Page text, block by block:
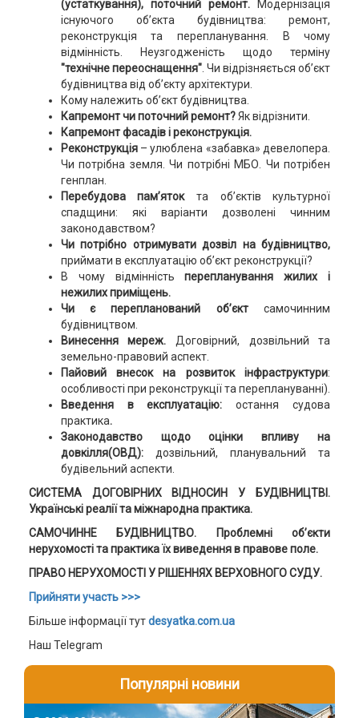
(устаткування), поточний ремонт. Модернізація
існуючого об’єкта будівництва: ремонт,
реконструкція та перепланування. В чому
відмінність. Неузгодженість щодо терміну
"технічне переоснащення". Чи відрізняється об’єкт
будівництва від об’єкту архітектури.
Кому належить об’єкт будівництва.
Капремонт чи поточний ремонт?Як відрізнити.
Капремонт фасадів і реконструкція.
Реконструкція– улюблена «забавка» девелопера.
Чи потрібна земля. Чи потрібні МБО. Чи потрібен
генплан.
Перебудова пам’ятокта об’єктів культурної
спадщини: які варіанти дозволені чинним
законодавством?
Чи потрібно отримувати дозвіл на будівництво,
приймати в експлуатацію об’єкт реконструкції?
В чому відмінністьперепланування жилих і
нежилих приміщень.
Чи є перепланований об’єктсамочинним
будівництвом.
Винесення мереж. Договірний, дозвільний та
земельно-правовий аспект.
Пайовий внесок на розвиток інфраструктури:
особливості при реконструкції та переплануванні).
Введення в експлуатацію: остання судова
практика.
Законодавство щодо оцінки впливу на
довкілля(ОВД):дозвільний, планувальний та
будівельний аспекти.
СИСТЕМА ДОГОВІРНИХ ВІДНОСИН У БУДІВНИЦТВІ.
Українські реалії та міжнародна практика.
САМОЧИННЕ БУДІВНИЦТВО. Проблемні об’єкти
нерухомості та практика їх виведення в правове поле.
ПРАВО НЕРУХОМОСТІ У РІШЕННЯХ ВЕРХОВНОГО СУДУ.
Прийняти участь >>>
Більше інформації тутdesyatka.com.ua
Наш Telegram
Популярні новини